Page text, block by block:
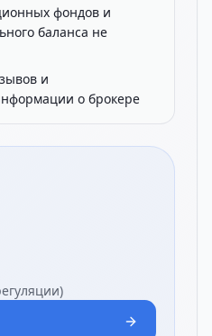
фондов и
баланса не
и
о брокере